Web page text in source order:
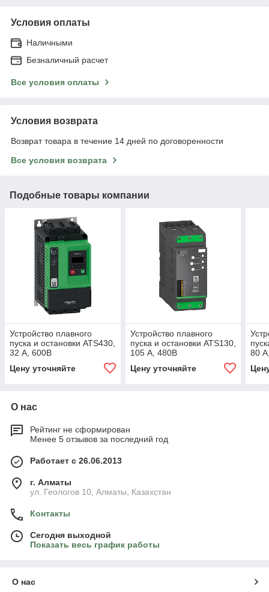
Условия оплаты
Наличными
Безналичный расчет
Все условия оплаты
Условия возврата
Возврат товара в течение 14 дней по договоренности
Все условия возврата
Подобные товары компании
Устройство плавного
пуска и остановки ATS430,
32 А, 600В
Цену уточняйте
Устройство плавного
пуска и остановки ATS130,
105 А, 480В
Цену уточняйте
80
О нас
Рейтинг не сформирован
Менее 5 отзывов за последний год
Работает с 26.06.2013
г. Алматы
ул. Геологов 10, Алматы, Казахстан
Контакты
Сегодня выходной
Показать весь график работы
О нас